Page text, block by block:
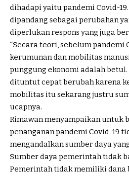
dihadapi yaitu pandemi Covid-
dipandang sebagai perubahan
diperlukan respons yang juga
“Secara teori, sebelum pandemi
kerumunan dan mobilitas
punggung ekonomi adalah
dituntut cepat berubah karena
mobilitas itu sekarang justru
ucapnya.
Rimawan menyampaikan untuk
penanganan pandemi Covid-19
mengandalkan sumber daya
Sumber daya pemerintah tidak
Pemerintah tidak memiliki dana